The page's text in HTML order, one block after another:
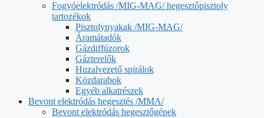
Fogyóelektródás /MIG-MAG/ hegesztőpisztoly
tartozékok
Pisztolynyakak /MIG-MAG/
Áramátadók
Gázdiffúzorok
Gázterelők
Huzalvezető spirálok
Közdarabok
Egyéb alkatrészek
Bevont elektródás hegesztés /MMA/
Bevont elektródás hegesztőgépek